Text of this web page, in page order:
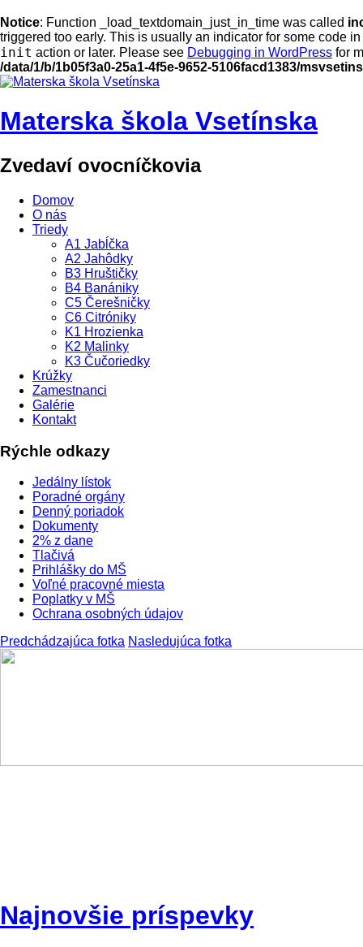
Notice: Function _load_textdomain_just_in_time was called
triggered too early. This is usually an indicator for some code
init action or later. Please see Debugging in WordPress for
/data/1/b/1b05f3a0-25a1-4f5e-9652-5106facd1383/
Materska škola Vsetínska
Zvedaví ovocníčkovia
Domov
O nás
Triedy
A1 Jabĺčka
A2 Jahôdky
B3 Hruštičky
B4 Banániky
C5 Čerešničky
C6 Citróniky
K1 Hrozienka
K2 Malinky
K3 Čučoriedky
Krúžky
Zamestnanci
Galérie
Kontakt
Rýchle odkazy
Jedálny lístok
Poradné orgány
Denný poriadok
Dokumenty
2% z dane
Tlačivá
Prihlášky do MŠ
Voľné pracovné miesta
Poplatky v MŠ
Ochrana osobných údajov
Predchádzajúca fotka Nasledujúca fotka
Najnovšie príspevky